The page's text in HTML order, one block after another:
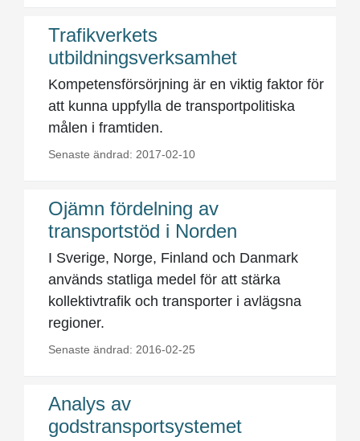
Trafikverkets
utbildningsverksamhet
Kompetensförsörjning är en viktig faktor för
att kunna uppfylla de transportpolitiska
målen i framtiden.
Senaste ändrad: 2017-02-10
Ojämn fördelning av
transportstöd i Norden
I Sverige, Norge, Finland och Danmark
används statliga medel för att stärka
kollektivtrafik och transporter i avlägsna
regioner.
Senaste ändrad: 2016-02-25
Analys av
godstransportsystemet